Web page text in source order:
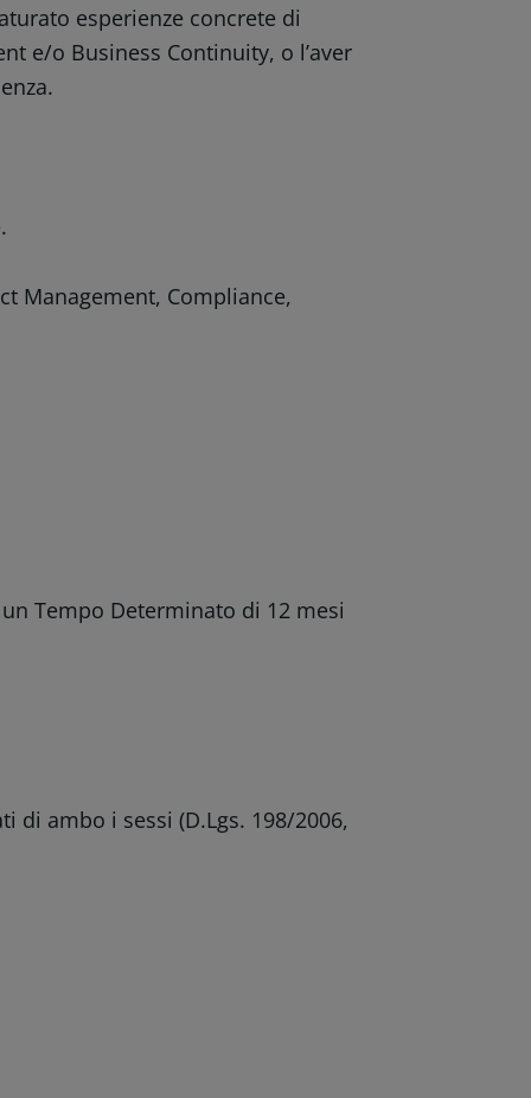
esperienze concrete di
e/o Business Continuity, o l’aver
Management, Compliance,
Tempo Determinato di 12 mesi
di ambo i sessi (D.Lgs. 198/2006,